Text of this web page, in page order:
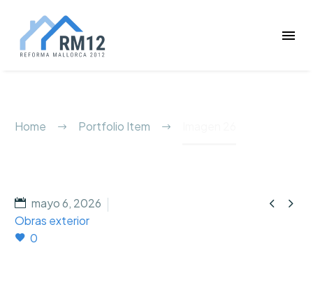
Home Portfolio Item
 
mayo 6, 2026
Obras exterior
0